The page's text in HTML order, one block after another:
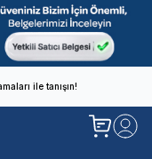
ile tanışın!